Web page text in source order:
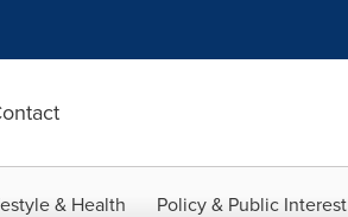
& Health Policy & Public Interest